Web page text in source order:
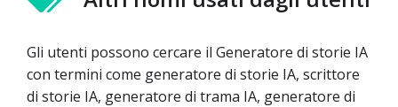
Gli utenti possono cercare il Generatore di storie IA
con termini come generatore di storie IA, scrittore
di storie IA, generatore di trama IA, generatore di